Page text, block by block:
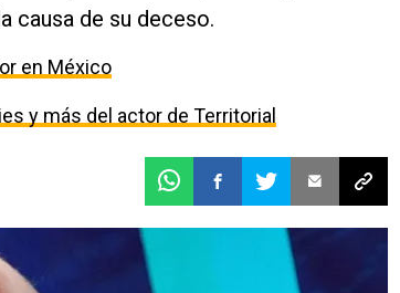
causa de su deceso.
en México
y más del actor de Territorial